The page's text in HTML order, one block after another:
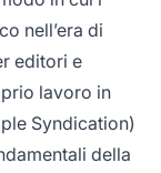
nell’era di
editori e
lavoro in
Syndication)
della